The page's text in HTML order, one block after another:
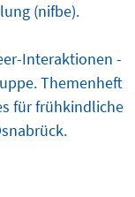
(nifbe).
Interaktionen -
Themenheft
für frühkindliche